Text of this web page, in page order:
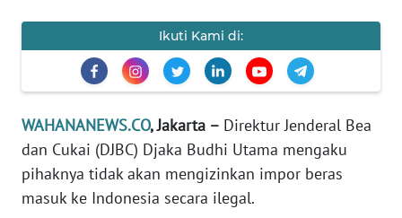
Ikuti Kami di:
WAHANANEWS.CO, Jakarta – Direktur Jenderal Bea
dan Cukai (DJBC) Djaka Budhi Utama mengaku
pihaknya tidak akan mengizinkan impor beras
masuk ke Indonesia secara ilegal.
EDITORIAL
Informasi